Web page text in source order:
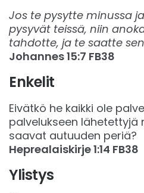
Jos te pysytte minussa
pysyvät teissä, niin
tahdotte, ja te saatte
Johannes‬ ‭15:7‬ ‭FB38‬‬
Enkelit
Eivätkö he kaikki ole
palvelukseen lähetettyjä
saavat autuuden periä?
Heprealaiskirje‬ ‭1:14‬ ‭FB38‬‬
Ylistys